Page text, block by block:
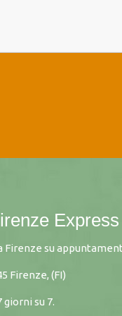
Express
Firenze su
Firenze, (FI)
giorni su 7.